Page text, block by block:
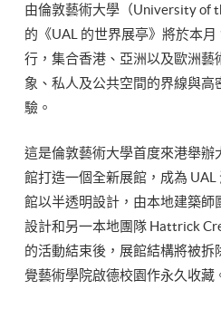
由倫敦藝術大學（University of
的《UAL 的世界展亭》將於本
行，集合香港、亞洲以及歐洲藝
象、私人及公共空間的界線與高
驗。
這是倫敦藝術大學首度來港舉辦
館打造一個全新展館，成為
館以半透明設計，由本地建築師
設計和另一本地團隊 Hattrick
的活動結束後，展館結構將被拆
覺藝術學院啟德校園作永久收藏